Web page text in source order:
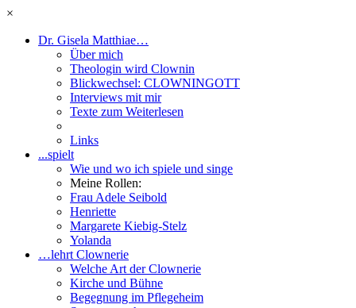
×
Dr. Gisela Matthiae…
Über mich
Theologin wird Clownin
Blickwechsel: CLOWNINGOTT
Interviews mit mir
Texte zum Weiterlesen
Links
...spielt
Wie und wo ich spiele und singe
Meine Rollen:
Frau Adele Seibold
Henriette
Margarete Kiebig-Stelz
Yolanda
…lehrt Clownerie
Welche Art der Clownerie
Kirche und Bühne
Begegnung im Pflegeheim